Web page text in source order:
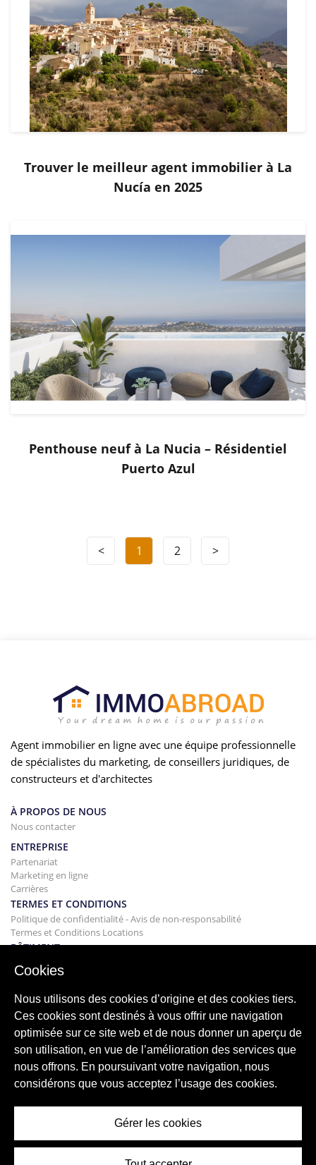
Trouver le meilleur agent immobilier à La
Nucía en 2025
Penthouse neuf à La Nucia – Résidentiel
Puerto Azul
< 1 2 >
Agent immobilier en ligne avec une équipe professionnelle
de spécialistes du marketing, de conseillers juridiques, de
constructeurs et d'architectes
À PROPOS DE NOUS
Nous contacter
ENTREPRISE
Partenariat
Marketing en ligne
Carrières
TERMES ET CONDITIONS
Politique de confidentialité - Avis de non-responsabilité
Termes et Conditions Locations
BÂTIMENT
Projets
Acheter votre maison
Vendre
Hypothèque
Service de recherche
Blog
Régions du monde entier
Cookies
Nous utilisons des cookies d’origine et des cookies tiers.
Ces cookies sont destinés à vous offrir une navigation
optimisée sur ce site web et de nous donner un aperçu de
son utilisation, en vue de l’amélioration des services que
nous offrons. En poursuivant votre navigation, nous
considérons que vous acceptez l’usage des cookies.
Gérer les cookies